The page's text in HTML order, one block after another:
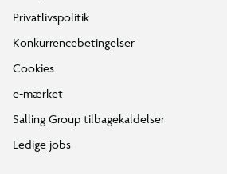
Privatlivspolitik
Konkurrencebetingelser
Cookies
e-mærket
Salling Group tilbagekaldelser
Ledige jobs